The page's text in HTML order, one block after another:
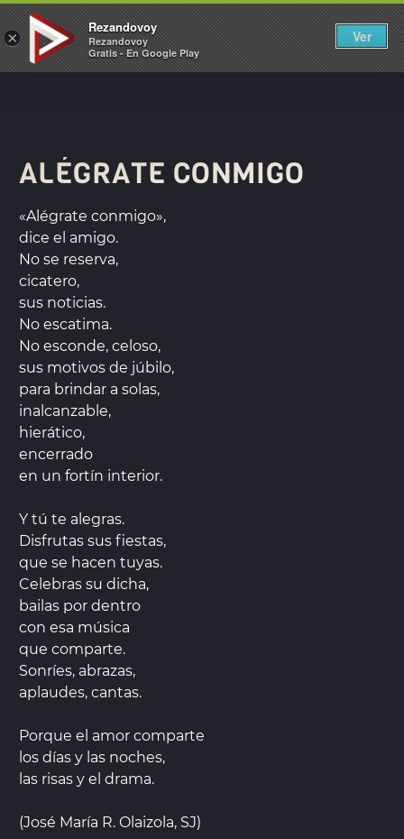
×
Rezandovoy
Rezandovoy
Gratis - En Google Play
Ver
REZANDOVOY
ALÉGRATE CONMIGO
«Alégrate conmigo»,
dice el amigo.
No se reserva,
cicatero,
sus noticias.
No escatima.
No esconde, celoso,
sus motivos de júbilo,
para brindar a solas,
inalcanzable,
hierático,
encerrado
en un fortín interior.
Y tú te alegras.
Disfrutas sus fiestas,
que se hacen tuyas.
Celebras su dicha,
bailas por dentro
con esa música
que comparte.
Sonríes, abrazas,
aplaudes, cantas.
Porque el amor comparte
los días y las noches,
las risas y el drama.
(José María R. Olaizola, SJ)